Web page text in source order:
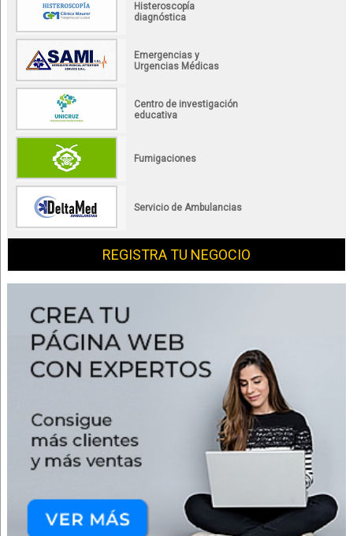
Histeroscopía
diagnóstica
Emergencias y
Urgencias Médicas
Centro de investigación
educativa
Fumigaciones
Servicio de Ambulancias
REGISTRA TU NEGOCIO